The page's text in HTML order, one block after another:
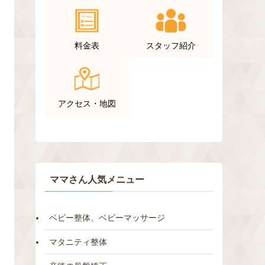
料金表 スタッフ紹介
アクセス・地図
ママさん人気メニュー
ベビー整体、ベビーマッサージ
マタニティ整体